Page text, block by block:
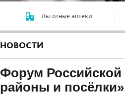
Льготные аптеки
НОВОСТИ
Форум
районы и